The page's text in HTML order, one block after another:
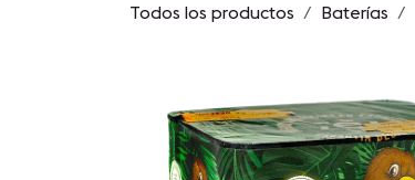
Todos los productos Baterías